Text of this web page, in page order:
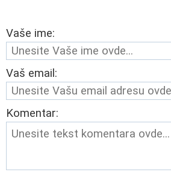
Vaše ime:
Vaš email:
Komentar: